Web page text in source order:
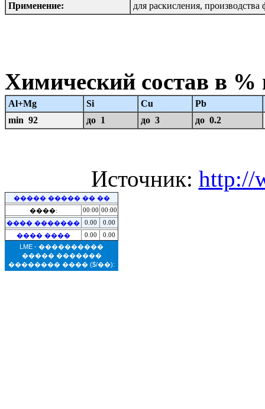
Применение: для раскисления,
Химический состав в
Al+Mg Si Cu
Pb
min 92
до 1 до 3 до 0.2
Источник: http://
����� ����� �� ��
����:
00:00 00:00
���� �������
0.00
0.00
���� ����
0.00
0.00
LME - ����������
����� �������
�������� ���� ($/��):